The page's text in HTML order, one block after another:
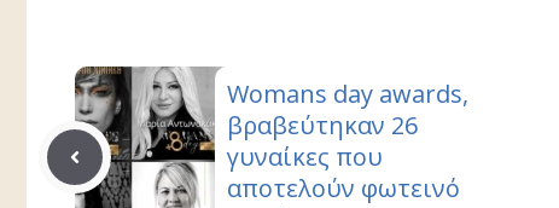
Womans day awards,
βραβεύτηκαν 26
γυναίκες που
αποτελούν φωτεινό